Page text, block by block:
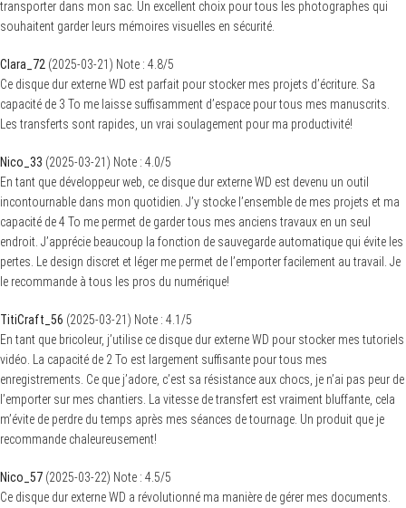
transporter dans mon sac. Un excellent choix pour tous les photographes qui
souhaitent garder leurs mémoires visuelles en sécurité.
Clara_72 (2025-03-21) Note : 4.8/5
Ce disque dur externe WD est parfait pour stocker mes projets d’écriture. Sa
capacité de 3 To me laisse suffisamment d’espace pour tous mes manuscrits.
Les transferts sont rapides, un vrai soulagement pour ma productivité!
Nico_33 (2025-03-21) Note : 4.0/5
En tant que développeur web, ce disque dur externe WD est devenu un outil
incontournable dans mon quotidien. J’y stocke l’ensemble de mes projets et ma
capacité de 4 To me permet de garder tous mes anciens travaux en un seul
endroit. J’apprécie beaucoup la fonction de sauvegarde automatique qui évite les
pertes. Le design discret et léger me permet de l’emporter facilement au travail. Je
le recommande à tous les pros du numérique!
TitiCraft_56 (2025-03-21) Note : 4.1 /5
En tant que bricoleur, j’utilise ce disque dur externe WD pour stocker mes tutoriels
vidéo. La capacité de 2 To est largement suffisante pour tous mes
enregistrements. Ce que j’adore, c’est sa résistance aux chocs, je n’ai pas peur de
l’emporter sur mes chantiers. La vitesse de transfert est vraiment bluffante, cela
m’évite de perdre du temps après mes séances de tournage. Un produit que je
recommande chaleureusement!
Nico_57 (2025-03-22) Note : 4.5/5
Ce disque dur externe WD a révolutionné ma manière de gérer mes documents.